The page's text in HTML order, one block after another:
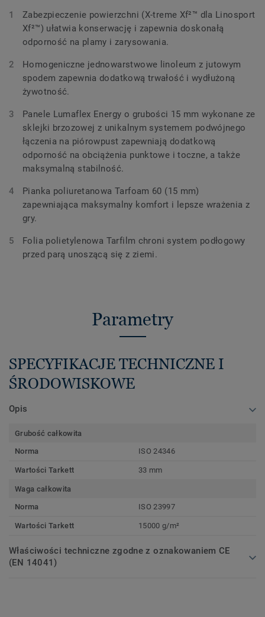
Zabezpieczenie powierzchni (X-treme Xf²™ dla Linosport
Xf²™) ułatwia konserwację i zapewnia doskonałą
odporność na plamy i zarysowania.
Homogeniczne jednowarstwowe linoleum z jutowym
spodem zapewnia dodatkową trwałość i wydłużoną
żywotność.
Panele Lumaflex Energy o grubości 15 mm wykonane ze
sklejki brzozowej z unikalnym systemem podwójnego
łączenia na piórowpust zapewniają dodatkową
odporność na obciążenia punktowe i toczne, a także
maksymalną stabilność.
Pianka poliuretanowa Tarfoam 60 (15 mm)
zapewniająca maksymalny komfort i lepsze wrażenia z
gry.
Folia polietylenowa Tarfilm chroni system podłogowy
przed parą unoszącą się z ziemi.
Parametry
SPECYFIKACJE TECHNICZNE I
ŚRODOWISKOWE
Opis
Grubość całkowita
Norma
ISO 24346
Wartości Tarkett 33 mm
Waga całkowita
Norma
ISO 23997
Wartości Tarkett 15000 g/m²
Właściwości techniczne zgodne z oznakowaniem CE
(EN 14041)